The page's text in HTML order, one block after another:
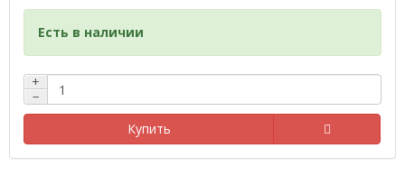
Есть в наличии
+
−
Купить